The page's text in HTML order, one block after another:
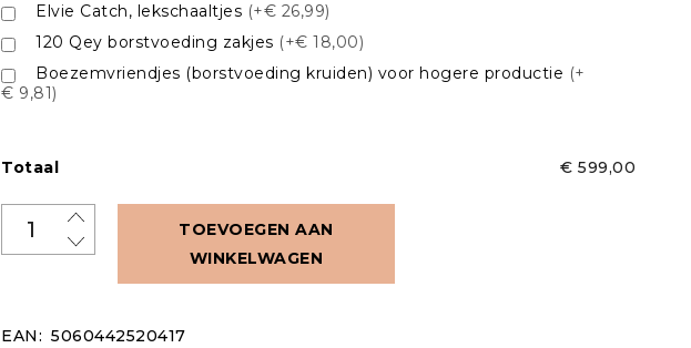
Elvie Catch, lekschaaltjes (+€ 26,99)
120 Qey borstvoeding zakjes (+€ 18,00)
Boezemvriendjes (borstvoeding kruiden) voor hogere productie (+
€ 9,81)
Totaal € 599,00
TOEVOEGEN AAN
WINKELWAGEN
EAN: 5060442520417